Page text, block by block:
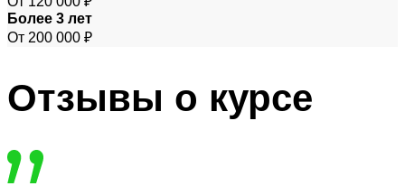
Более 3 лет
От 200 000 ₽
Отзывы о курсе